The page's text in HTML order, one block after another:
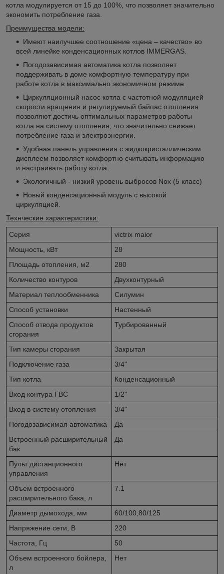
котла модулируется от 15 до 100%, что позволяет значительно
экономить потребление газа.
Преимущества модели:
Имеют наилучшее соотношение «цена – качество» во
всей линейке конденсационных котлов IMMERGAS.
Погодозависимая автоматика котла позволяет
поддерживать в доме комфортную температуру при
работе котла в максимально экономичном режиме.
Циркуляционный насос котла с частотной модуляцией
скорости вращения и регулируемый байпас отопления
позволяют достичь оптимальных параметров работы
котла на систему отопления, что значительно снижает
потребление газа и электроэнергии.
Удобная панель управления с жидкокристаллическим
дисплеем позволяет комфортно считывать информацию
и настраивать работу котла.
Экологичный - низкий уровень выбросов Nox (5 класс)
Новый конденсационный модуль с высокой
циркуляцией.
Технческие характеристики:
Серия
victrix maior
Мощность, кВт
28
Площадь отопления, м2
280
Количество контуров
Двухконтурный
Материал теплообменника
Силумин
Способ установки
Настенный
Способ отвода продуктов
сгорания
Турбированный
Тип камеры сгорания
Закрытая
Подключение газа
3/4"
Тип котла
Конденсационный
Вход контура ГВС
1/2"
Вход в систему отопления
3/4"
Погодозависимая автоматика
Да
Встроенный расширительный
бак
Да
Пульт дистанционного
управления
Нет
Объем встроенного
расширительного бака, л
7.1
Диаметр дымохода, мм
60/100,80/125
Напряжение сети, В
220
Частота, Гц
50
Объем встроенного бойлера,
л
Нет